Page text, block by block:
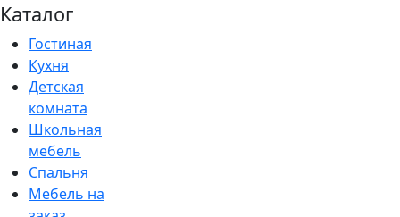
Каталог
Гостиная
Кухня
Детская
комната
Школьная
мебель
Спальня
Мебель на